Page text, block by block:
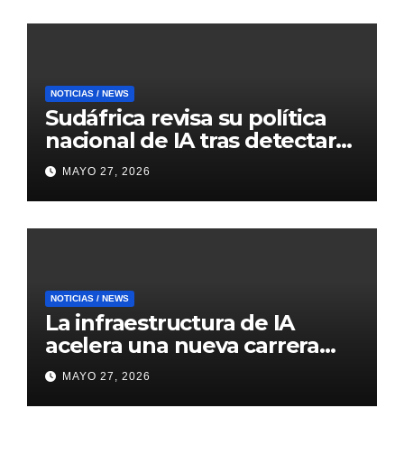
NOTICIAS / NEWS
Sudáfrica revisa su política
nacional de IA tras detectar
errores generados por
inteligencia artificial
MAYO 27, 2026
NOTICIAS / NEWS
La infraestructura de IA
acelera una nueva carrera
global de centros de datos
MAYO 27, 2026